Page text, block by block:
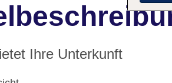
Ihre Unterkunft